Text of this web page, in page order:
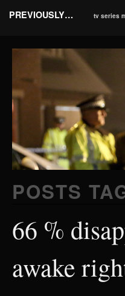
PREVIOUSLY… tv series
POSTS
66 %
awake